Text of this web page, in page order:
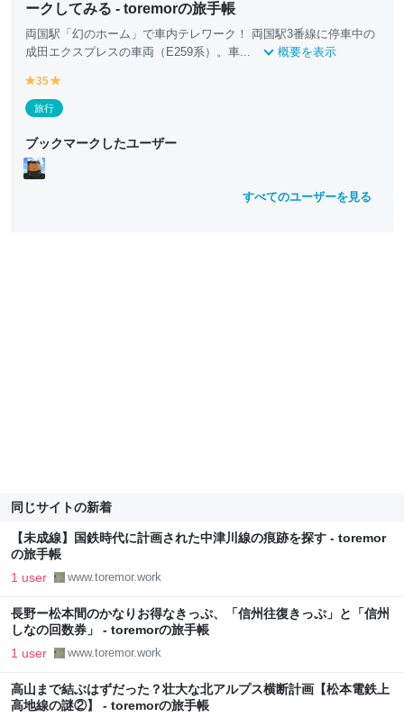
ークしてみる - toremorの旅手帳
両国駅「幻のホーム」で車内テレワーク！ 両国駅3番線に停車中の
成田エクスプレスの車両（E259系）。車...
概要を表示
y
e
ll
w
35
e
ll
w
旅行
ブックマークしたユーザー
すべてのユーザーを見る
同じサイトの新着
【未成線】国鉄時代に計画された中津川線の痕跡を探す - toremor
の旅手帳
1 user www.toremor.work
長野ー松本間のかなりお得なきっぷ、「信州往復きっぷ」と「信州
しなの回数券」 - toremorの旅手帳
1 user www.toremor.work
高山まで結ぶはずだった？壮大な北アルプス横断計画【松本電鉄上
高地線の謎②】 - toremorの旅手帳